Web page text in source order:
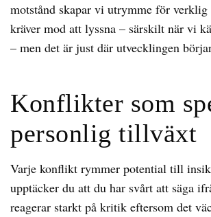
motstånd skapar vi utrymme för
kräver mod att lyssna – särskilt när vi
– men det är just där utvecklingen
Konflikter som
personlig tillväxt
Varje konflikt rymmer potential till
upptäcker du att du har svårt att säga
reagerar starkt på kritik eftersom det